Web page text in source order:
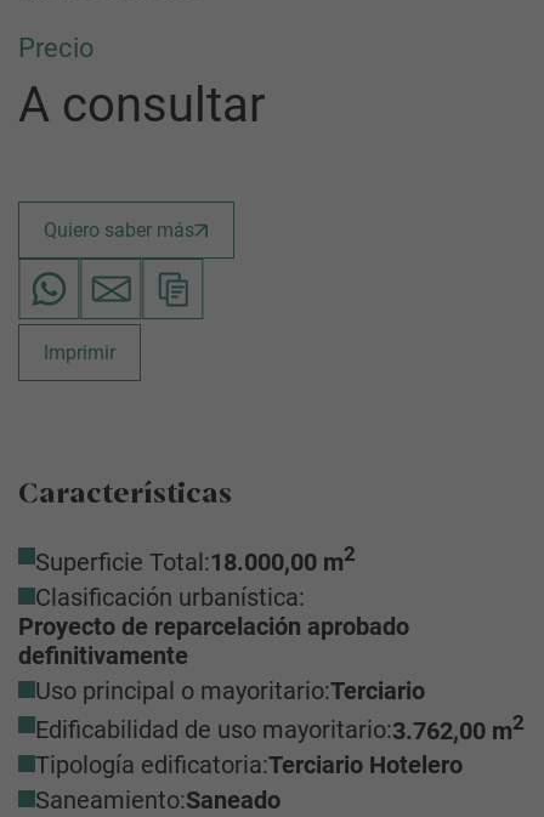
Precio
A consultar
Quiero saber más
Imprimir
Características
Superficie Total:18.000,00 m2
Clasificación urbanística:
Proyecto de reparcelación aprobado
definitivamente
Uso principal o mayoritario:Terciario
Edificabilidad de uso mayoritario:3.762,00 m2
Tipología edificatoria:Terciario Hotelero
Saneamiento:Saneado